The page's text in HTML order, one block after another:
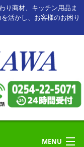
り商材、キッチン用品ま
活かし、お客様のお困り
MENU